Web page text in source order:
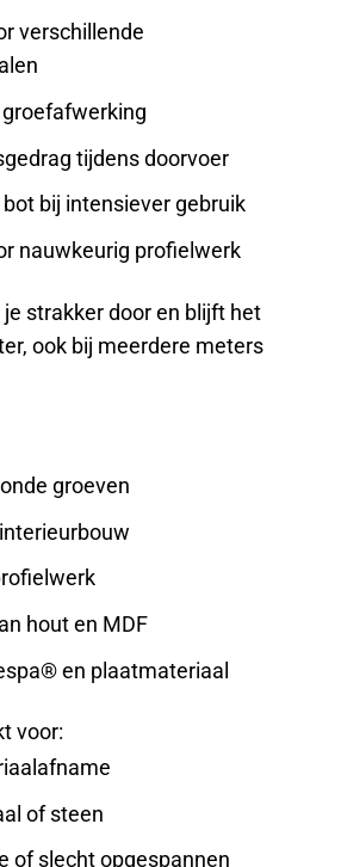
verschillende
tijdens doorvoer
bij intensiever gebruik
nauwkeurig profielwerk
strakker door en blijft het
ook bij meerdere meters
groeven
hout en MDF
en plaatmateriaal
voor:
of steen
of slecht opgespannen